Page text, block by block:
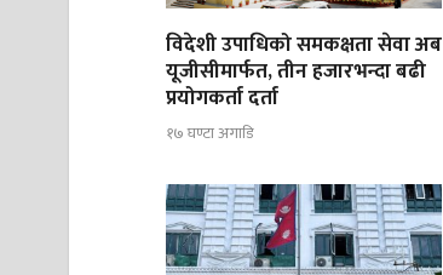
विदेशी उपाधिको समकक्षता सेवा अब
यूजीसीमार्फत, तीन हजारभन्दा बढी
प्रयोगकर्ता दर्ता
१७ घण्टा अगाडि